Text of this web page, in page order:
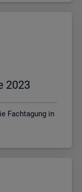
2023
Fachtagung in